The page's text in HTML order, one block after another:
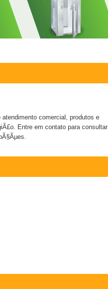
comercial, produtos e
Entre em contato para consultar